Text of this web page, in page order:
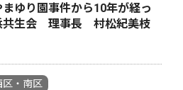
ゆり園事件から10年が経っ
生会 理事長 村松紀美枝
区・南区